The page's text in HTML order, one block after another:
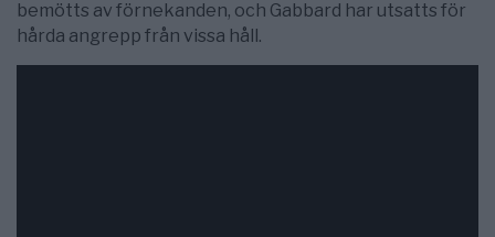
bemötts av förnekanden, och Gabbard har utsatts för
hårda angrepp från vissa håll.